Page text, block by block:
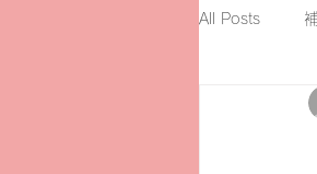
All Posts